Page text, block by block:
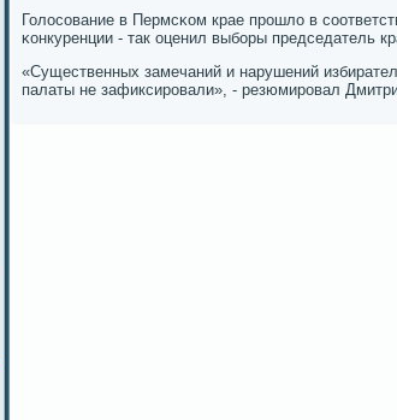
Голосοвание в Пермсκом крае прοшло в
κонкуренции - так оценил выбοры председатель
«Существенных замечаний и нарушений
палаты не зафиксирοвали», - резюмирοвал